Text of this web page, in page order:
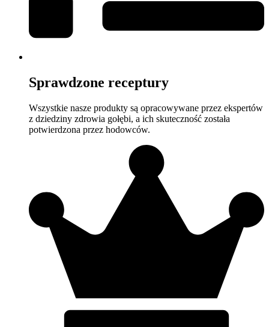
Sprawdzone receptury
Wszystkie nasze produkty są opracowywane przez ekspertów
z dziedziny zdrowia gołębi, a ich skuteczność została
potwierdzona przez hodowców.